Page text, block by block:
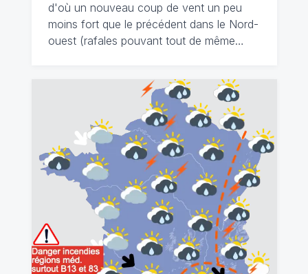
d'où un nouveau coup de vent un peu
moins fort que le précédent dans le Nord-
ouest (rafales pouvant tout de même…